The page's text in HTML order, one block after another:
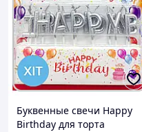
Буквенные свечи Happy
Birthday для торта